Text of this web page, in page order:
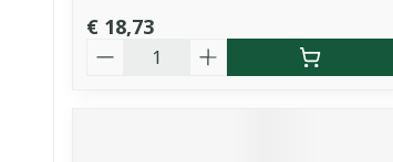
€ 18,73